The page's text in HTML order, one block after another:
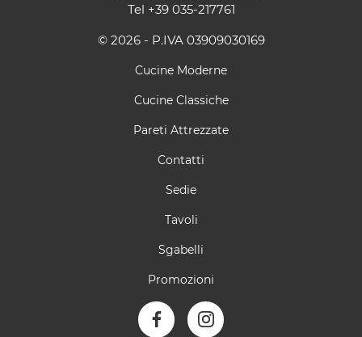
Tel +39 035-217761
© 2026 - P.IVA 03909030169
Cucine Moderne
Cucine Classiche
Pareti Attrezzate
Contatti
Sedie
Tavoli
Sgabelli
Promozioni